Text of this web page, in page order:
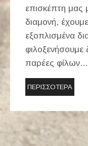
επισκέπτη μας
διαμονή,
εξοπλισμένα
φιλοξενήσουμε
παρέες φίλων...
ΠΕΡΙΣΣΟΤΕΡΑ